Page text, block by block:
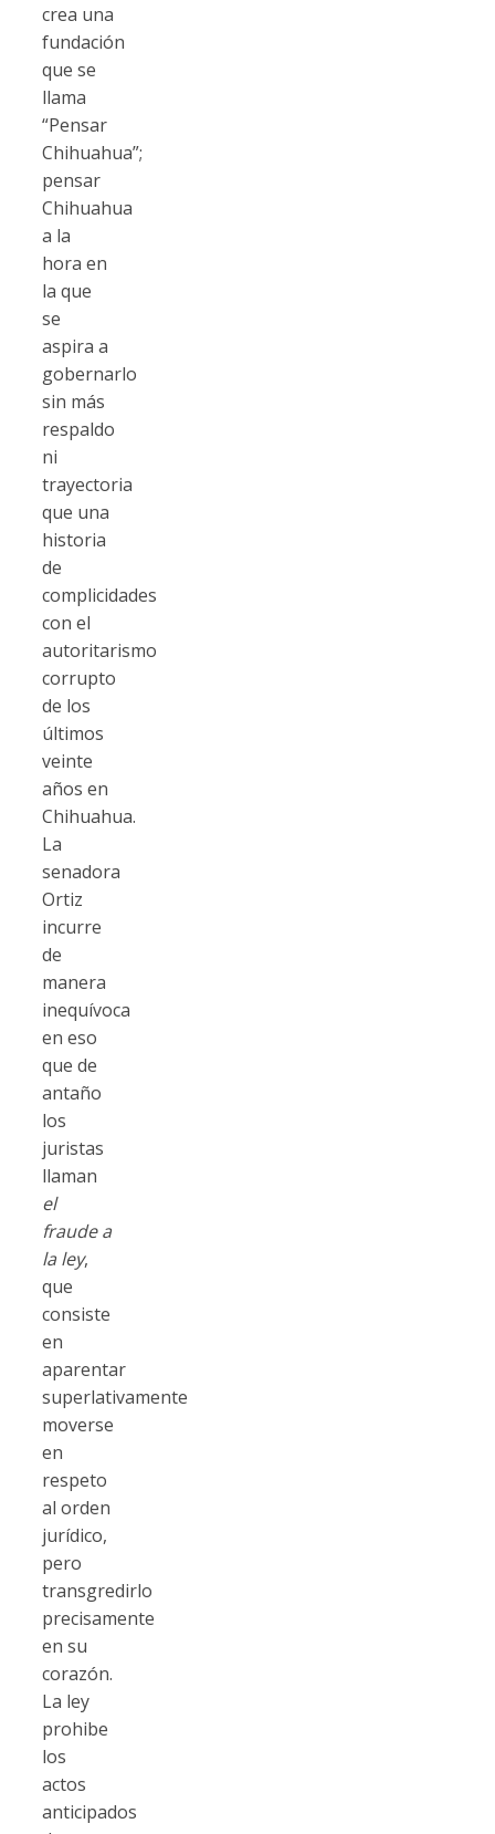
crea una
fundación
que se
llama
“Pensar
Chihuahua”;
pensar
Chihuahua
a la
hora en
la que
se
aspira a
gobernarlo
sin más
respaldo
ni
trayectoria
que una
historia
de
complicidades
con el
autoritarismo
corrupto
de los
últimos
veinte
años en
Chihuahua.
La
senadora
Ortiz
incurre
de
manera
inequívoca
en eso
que de
antaño
los
juristas
llaman
el
fraude a
la ley,
que
consiste
en
aparentar
superlativamente
moverse
en
respeto
al orden
jurídico,
pero
transgredirlo
precisamente
en su
corazón.
La ley
prohibe
los
actos
anticipados